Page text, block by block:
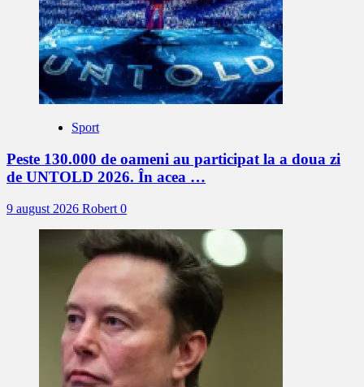
Sport
Peste 130.000 de oameni au participat la a doua zi
de UNTOLD 2026. În acea …
9 august 2026 Robert 0